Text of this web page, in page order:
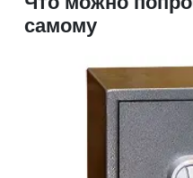
самому